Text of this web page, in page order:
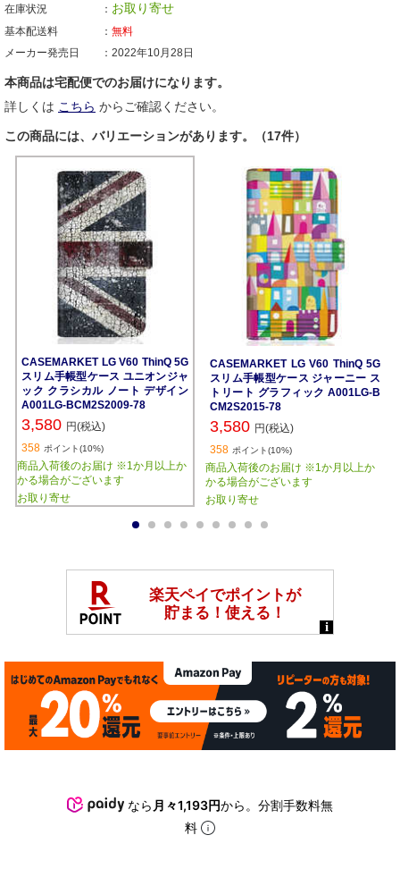
在庫状況
お取り寄せ
基本配送料
無料
メーカー発売日
2022年10月28日
本商品は宅配便でのお届けになります。
詳しくは こちら からご確認ください。
この商品には、バリエーションがあります。（17件）
CASEMARKET LG V60 ThinQ 5G
スリム手帳型ケース ユニオンジャ
ック クラシカル ノート デザイン
A001LG-BCM2S2009-78
3,580 円(税込)
358 ポイント(10%)
商品入荷後のお届け ※1か月以上か
かる場合がございます
お取り寄せ
CASEMARKET LG V60 ThinQ 5G
スリム手帳型ケース ジャーニー ス
トリート グラフィック A001LG-B
CM2S2015-78
3,580 円(税込)
358 ポイント(10%)
商品入荷後のお届け ※1か月以上か
かる場合がございます
お取り寄せ
なら 月々1,193円から。分割手数料無
料